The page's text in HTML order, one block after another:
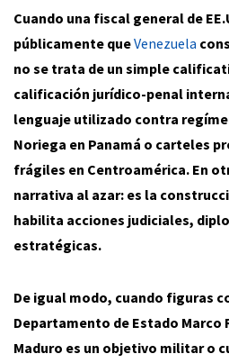
Cuando una fiscal general de
públicamente queVenezuela
no se trata de un simple
calificación jurídico-penal
lenguaje utilizado contra
Noriega en Panamá o carteles
frágiles en Centroamérica. En
narrativa al azar: es la
habilita acciones judiciales,
estratégicas.
De igual modo, cuando figuras
Departamento de Estado Marco
Maduro es un objetivo militar o